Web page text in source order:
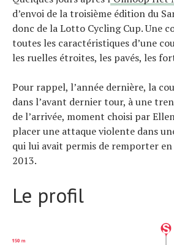
d’envoi de la troisième édition du
donc de la Lotto Cycling Cup. Une
toutes les caractéristiques d’une
les ruelles étroites, les pavés, les
Pour rappel, l’année dernière, la
dans l’avant dernier tour, à une
de l’arrivée, moment choisi par
placer une attaque violente dans
qui lui avait permis de remporter
2013.
Le profil